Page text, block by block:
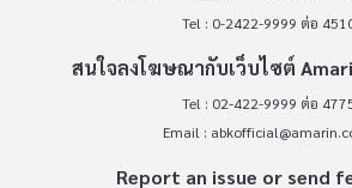
Tel : 0-2422-9999 ต่อ
สนใจลงโฆษณากับเว็บไซต์
Tel : 02-422-9999 ต่อ
Email :
Report an issue or send